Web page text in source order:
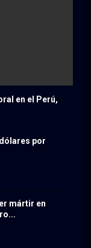
en el Perú,
por
mártir en